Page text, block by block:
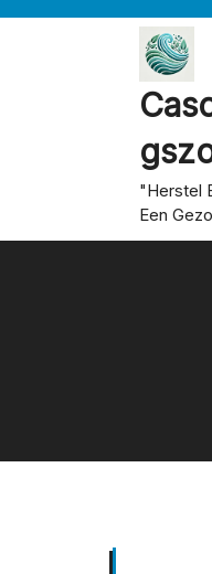
"Herstel
Een